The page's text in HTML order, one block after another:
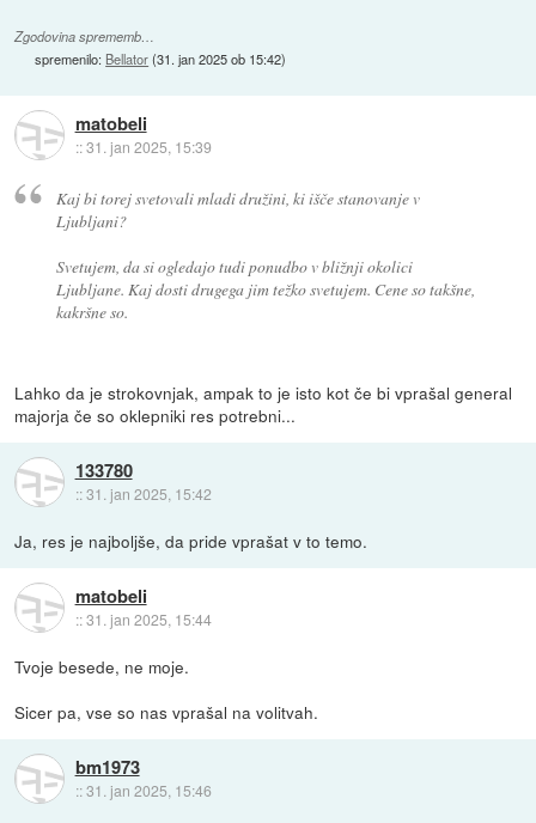
Zgodovina sprememb…
spremenilo: Bellator(31. jan 2025 ob 15:42)
matobeli
::31. jan 2025, 15:39
Kaj bi torej svetovali mladi družini, ki išče stanovanje v
Ljubljani?
Svetujem, da si ogledajo tudi ponudbo v bližnji okolici
Ljubljane. Kaj dosti drugega jim težko svetujem. Cene so takšne,
kakršne so.
Lahko da je strokovnjak, ampak to je isto kot če bi vprašal general
majorja če so oklepniki res potrebni...
133780
::31. jan 2025, 15:42
Ja, res je najboljše, da pride vprašat v to temo.
matobeli
::31. jan 2025, 15:44
Tvoje besede, ne moje.
Sicer pa, vse so nas vprašal na volitvah.
bm1973
::31. jan 2025, 15:46